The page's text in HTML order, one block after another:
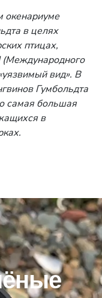
окенариуме
в целях
птицах,
вид». В
Гумбольдта
самая большая
в